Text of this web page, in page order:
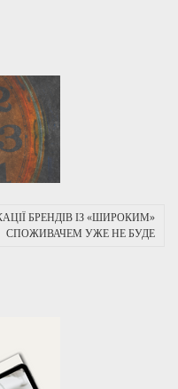
БРЕНДІВ ІЗ «ШИРОКИМ»
СПОЖИВАЧЕМ УЖЕ НЕ БУДЕ